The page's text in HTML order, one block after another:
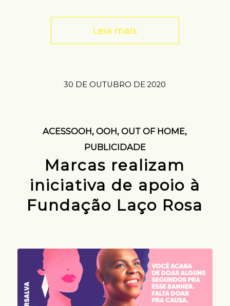
Leia mais
30 DE OUTUBRO DE 2020
ACESSOOH,OOH,OUT OF HOME,
PUBLICIDADE
Marcas realizam
iniciativa de apoio à
Fundação Laço Rosa